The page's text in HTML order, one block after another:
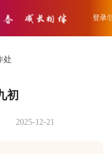
登录/
处
初
2025-12-21